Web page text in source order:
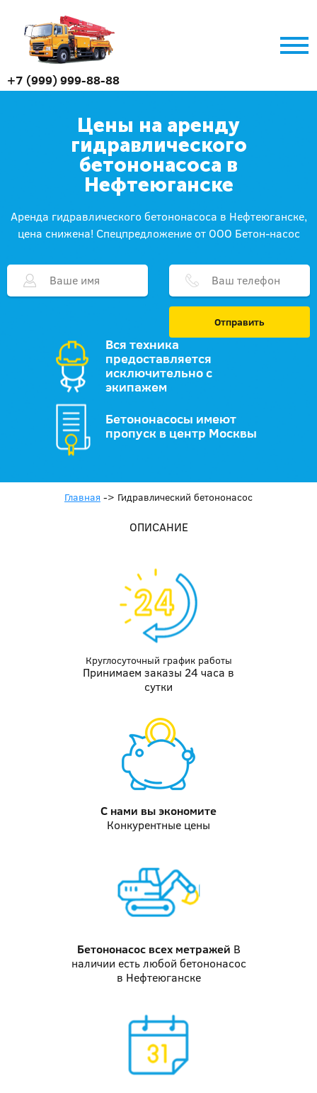
+7 (999) 999-88-88
Цены на аренду
гидравлического
бетононасоса в
Нефтеюганске
Аренда гидравлического бетононасоса в Нефтеюганске,
цена снижена! Спецпредложение от ООО Бетон-насос
Отправить
Вся техника
предоставляется
исключительно с
экипажем
Бетононасосы имеют
пропуск в центр Москвы
Главная -> Гидравлический бетононасос
ОПИСАНИЕ
Круглосуточный график работы
Принимаем заказы 24 часа в
сутки
С нами выэкономите
Конкурентные цены
Бетононасосвсех метражей В
наличии есть любой бетононасос
в Нефтеюганске